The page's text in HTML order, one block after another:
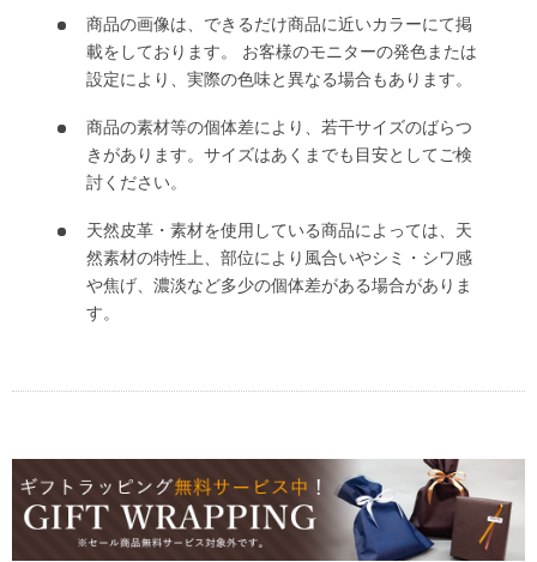
商品の画像は、できるだけ商品に近いカラーにて掲
載をしております。 お客様のモニターの発色または
設定により、実際の色味と異なる場合もあります。
商品の素材等の個体差により、若干サイズのばらつ
きがあります。サイズはあくまでも目安としてご検
討ください。
天然皮革・素材を使用している商品によっては、天
然素材の特性上、部位により風合いやシミ・シワ感
や焦げ、濃淡など多少の個体差がある場合がありま
す。